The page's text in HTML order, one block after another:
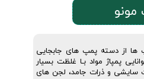
ها از دسته پمپ های جابجایی
پمپاژ مواد بـا غلظت بسیار
سایشی و ذرات جامد، لجن های